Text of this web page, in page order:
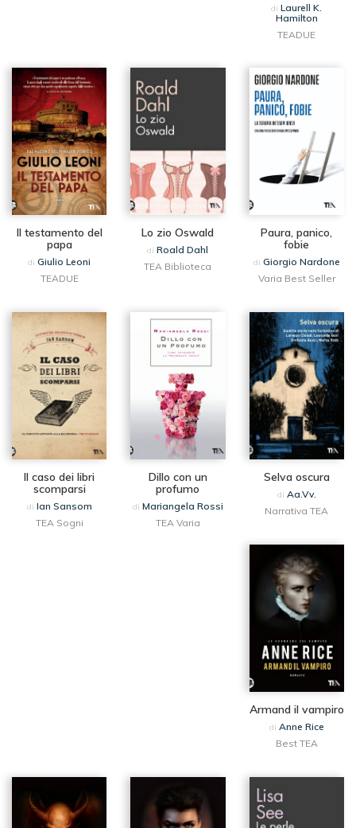
diLaurell K.
Hamilton
TEADUE
Il testamento del
papa
diGiulio Leoni
TEADUE
Lo zio Oswald
di Roald Dahl
TEA Biblioteca
Paura, panico,
fobie
di Giorgio Nardone
Varia Best Seller
Il caso dei libri
scomparsi
di Ian Sansom
TEA Sogni
Dillo con un
profumo
di Mariangela Rossi
TEA Varia
Selva oscura
di Aa.Vv.
Narrativa TEA
Armand il vampiro
di Anne Rice
Best TEA